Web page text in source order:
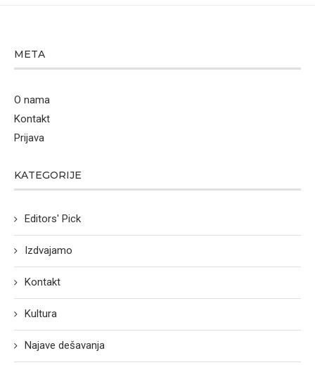
META
O nama
Kontakt
Prijava
KATEGORIJE
Editors' Pick
Izdvajamo
Kontakt
Kultura
Najave dešavanja